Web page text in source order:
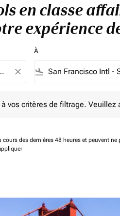
en classe
expérience
close
À
flight_land
vos critères de filtrage. Veuillez
des dernières 48 heures et peuvent